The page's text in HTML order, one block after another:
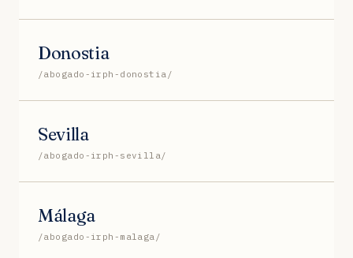
Donostia
/abogado-irph-donostia/
Sevilla
/abogado-irph-sevilla/
Málaga
/abogado-irph-malaga/